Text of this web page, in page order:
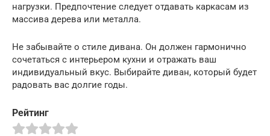
нагрузки. Предпочтение следует отдавать каркасам из
массива дерева или металла.
Не забывайте о стиле дивана. Он должен гармонично
сочетаться с интерьером кухни и отражать ваш
индивидуальный вкус. Выбирайте диван, который будет
радовать вас долгие годы.
Рейтинг